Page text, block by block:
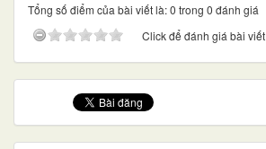
Tổng số điểm của bài viết là: 0 trong 0 đánh giá
Click để đánh giá bài viết